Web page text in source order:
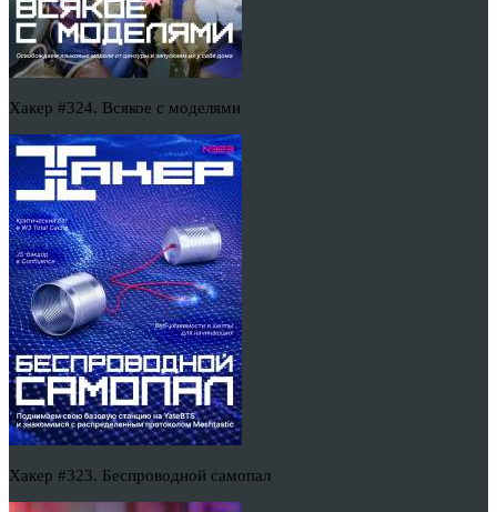
Хакер #324. Всякое с моделями
Хакер #323. Беспроводной самопал